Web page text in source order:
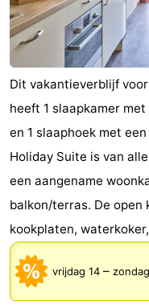
Dit vakantieverblijf
heeft 1 slaapkamer
en 1 slaaphoek met
Holiday Suite is van
een aangename
balkon/terras. De
kookplaten,
vrijdag 14 –